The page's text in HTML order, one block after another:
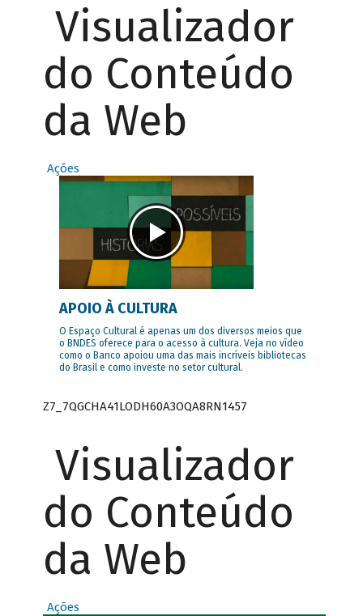
Visualizador
do Conteúdo
da Web
Ações
APOIO À CULTURA
O Espaço Cultural é apenas um dos diversos meios que
o BNDES oferece para o acesso à cultura. Veja no vídeo
como o Banco apoiou uma das mais incríveis bibliotecas
do Brasil e como investe no setor cultural.
Z7_7QGCHA41LODH60A3OQA8RN1457
Visualizador
do Conteúdo
da Web
Ações